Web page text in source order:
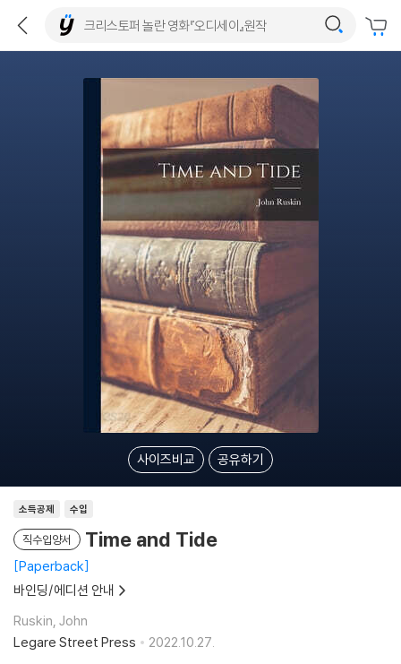
사이즈비교 공유하기
소득공제 수입
직수입양서 Time and Tide
Paperback
바인딩/에디션 안내
Ruskin, John
Legare Street Press
2022.10.27.